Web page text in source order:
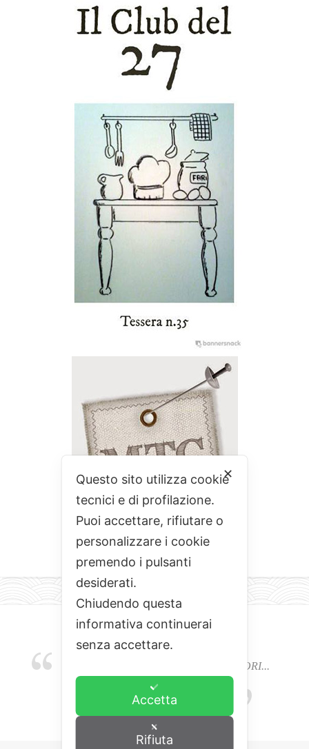
EMOZIONI, COLORI, ODORI E SAPORI...
L'ALCHIMIA DEL BUON CIBO
✕
Questo sito utilizza cookie
tecnici e di profilazione.
Puoi accettare, rifiutare o
personalizzare i cookie
premendo i pulsanti
desiderati.
Chiudendo questa
informativa continuerai
senza accettare.
Accetta
Rifiuta